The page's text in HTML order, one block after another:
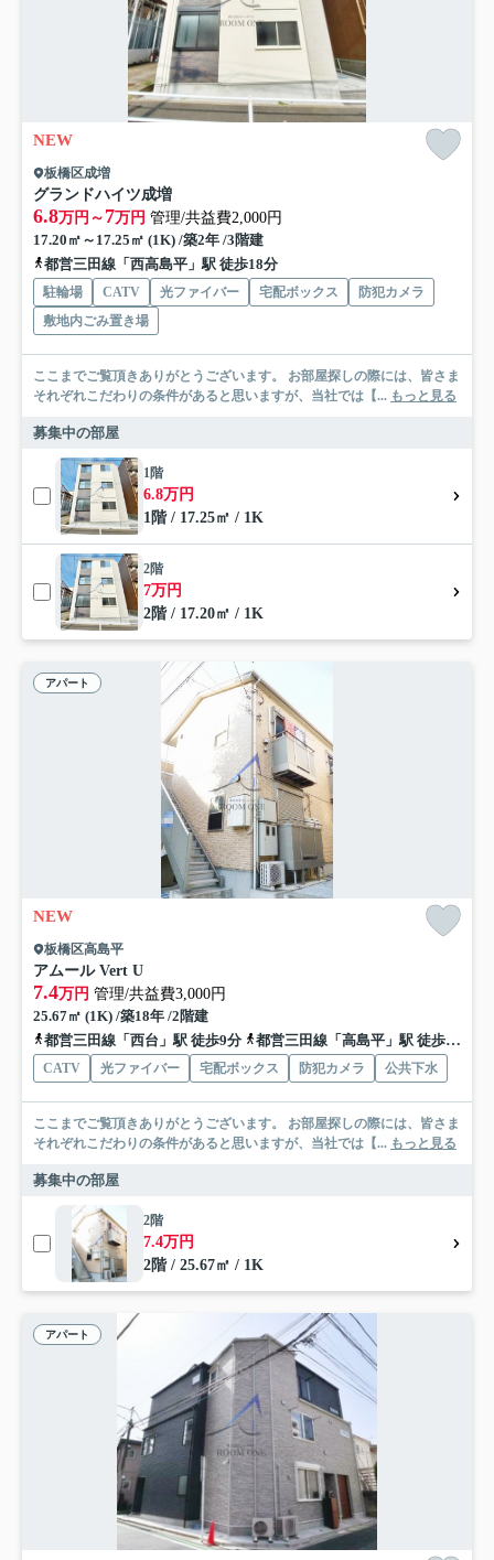
NEW
板橋区成増
グランドハイツ成増
6.8万円～ 7万円 管理/共益費2,000円
17.20㎡～17.25㎡ (1K) /築2年 /3階建
都営三田線「西高島平」駅 徒歩18分
駐輪場 CATV 光ファイバー 宅配ボックス
防犯カメラ
敷地内ごみ置き場
ここまでご覧頂きありがとうございます。 お部屋探しの際には、皆さま
それぞれこだわりの条件があると思いますが、当社では【... もっと見る
募集中の部屋
1階
6.8万円
1階 / 17.25㎡ / 1K
2階
7万円
2階 / 17.20㎡ / 1K
アパート
NEW
板橋区高島平
アムール Vert U
7.4万円 管理/共益費3,000円
25.67㎡ (1K) /築18年 /2階建
都営三田線「西台」駅 徒歩9分
都営三田線「高島平」駅 徒歩13分
CATV 光ファイバー 宅配ボックス 防犯カメラ 公共下水
ここまでご覧頂きありがとうございます。 お部屋探しの際には、皆さま
それぞれこだわりの条件があると思いますが、当社では【... もっと見る
募集中の部屋
2階
7.4万円
2階 / 25.67㎡ / 1K
アパート